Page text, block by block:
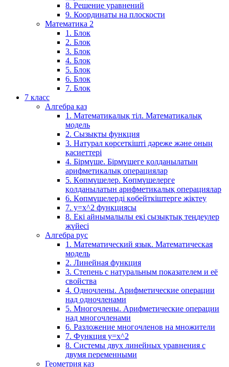
8. Решение уравнений
9. Координаты на плоскости
Математика 2
1. Блок
2. Блок
3. Блок
4. Блок
5. Блок
6. Блок
7. Блок
7 класс
Алгебра каз
1. Математикалық тіл. Математикалық
модель
2. Сызықты функция
3. Натурал көрсеткішті дәреже және оның
қасиеттері
4. Бірмүше. Бірмүшеге қолданылатын
арифметикалық операциялар
5. Көпмүшелер. Көпмүшелерге
қолданылатын арифметикалық операциялар
6. Көпмүшелерді көбейткіштерге жіктеу
7. у=х^2 функциясы
8. Екі айнымалылы екі сызықтық теңдеулер
жүйесі
Алгебра рус
1. Математический язык. Математическая
модель
2. Линейная функция
3. Степень с натуральным показателем и её
свойства
4. Одночлены. Арифметические операции
над одночленами
5. Многочлены. Арифметические операции
над многочленами
6. Разложение многочленов на множители
7. Функция y=x^2
8. Системы двух линейных уравнения с
двумя переменными
Геометрия каз